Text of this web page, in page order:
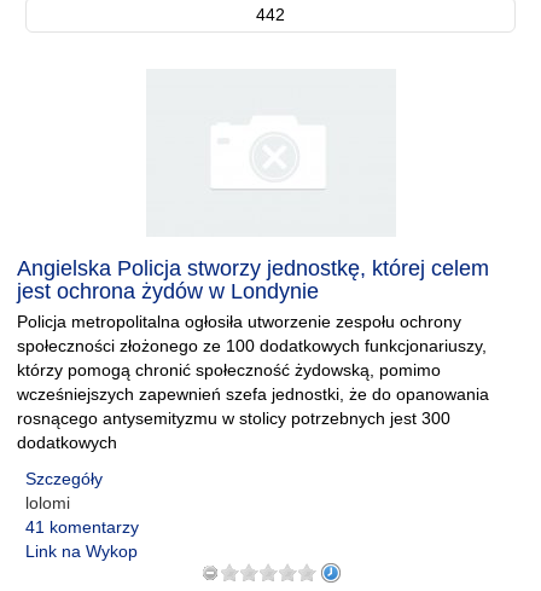
442
Angielska Policja stworzy jednostkę, której celem
jest ochrona żydów w Londynie
Policja metropolitalna ogłosiła utworzenie zespołu ochrony
społeczności złożonego ze 100 dodatkowych funkcjonariuszy,
którzy pomogą chronić społeczność żydowską, pomimo
wcześniejszych zapewnień szefa jednostki, że do opanowania
rosnącego antysemityzmu w stolicy potrzebnych jest 300
dodatkowych
Szczegóły
lolomi
41 komentarzy
Link na Wykop